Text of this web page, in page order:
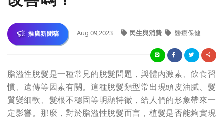
推廣新聞稿 Aug 09,2023 民生與消費 醫療保健
脂溢性脫髮是一種常見的脫髮問題，與體內激素、飲食習
慣、遺傳等因素有關。這種脫髮類型常出現頭皮油膩、髮
質變細軟、髮根不穩固等明顯特徵，給人們的形象帶來一
定影響。那麼，對於脂溢性脫髮而言，植髮是否能夠實現